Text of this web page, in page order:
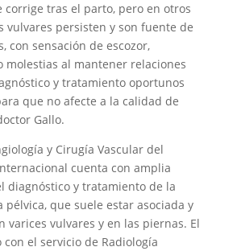
corrige tras el parto, pero en otros
vulvares persisten y son fuente de
con sensación de escozor,
molestias al mantener relaciones
y tratamiento oportunos
que no afecte a la calidad de
Gallo.
y Cirugía Vascular del
cuenta con amplia
diagnóstico y tratamiento de la
pélvica, que suele estar asociada y
varices vulvares y en las piernas. El
el servicio de Radiología